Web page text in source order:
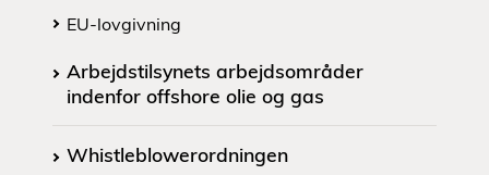
EU-lovgivning
Arbejdstilsynets arbejdsområder
indenfor offshore olie og gas
Whistleblowerordningen